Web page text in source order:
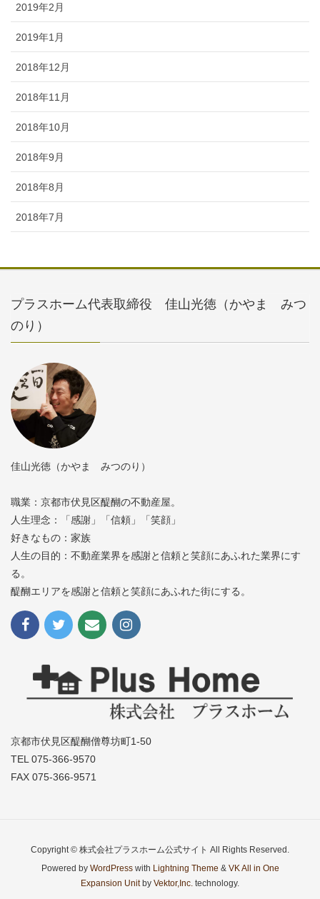
2019年2月
2019年1月
2018年12月
2018年11月
2018年10月
2018年9月
2018年8月
2018年7月
プラスホーム代表取締役 佳山光徳（かやま みつ
のり）
佳山光徳（かやま みつのり）
職業：京都市伏見区醍醐の不動産屋。
人生理念：「感謝」「信頼」「笑顔」
好きなもの：家族
人生の目的：不動産業界を感謝と信頼と笑顔にあふれた業界にす
る。
醍醐エリアを感謝と信頼と笑顔にあふれた街にする。
京都市伏見区醍醐僧尊坊町1-50
TEL 075-366-9570
FAX 075-366-9571
Copyright © 株式会社プラスホーム公式サイト All Rights Reserved.
Powered by WordPresswith Lightning Theme & VK All in One
Expansion Unitby Vektor,Inc. technology.